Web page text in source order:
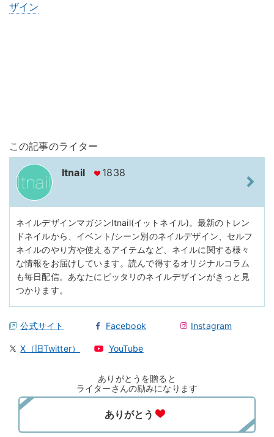
ザイン
この記事のライター
Itnail 1838
ネイルデザインマガジンItnail(イットネイル)。最新のトレン
ドネイルから、イベント/シーン別のネイルデザイン、セルフ
ネイルのやり方や使えるアイテムなど、ネイルに関する様々
な情報をお届けしています。読んで得するオリジナルコラム
も毎日配信。あなたにピッタリのネイルデザインがきっと見
つかります。
公式サイト Facebook Instagram
X（旧Twitter） YouTube
ありがとうを贈ると
ライターさんの励みになります